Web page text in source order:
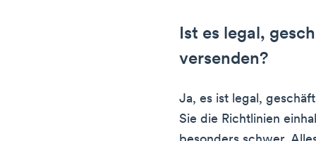
Ist es legal,
versenden?
Ja, es ist legal,
Sie die Richtlinien